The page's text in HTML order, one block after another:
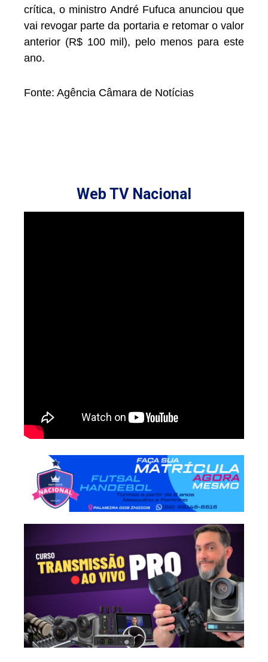
crítica, o ministro André Fufuca anunciou que
vai revogar parte da portaria e retomar o valor
anterior (R$ 100 mil), pelo menos para este
ano.
Fonte: Agência Câmara de Notícias
Web TV Nacional